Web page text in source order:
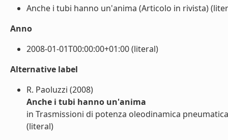
Anche i tubi hanno un'anima (Articolo in rivista)
Anno
2008-01-01T00:00:00+01:00 (literal)
Alternative label
R. Paoluzzi (2008)
Anche i tubi hanno un'anima
in Trasmissioni di potenza oleodinamica
(literal)